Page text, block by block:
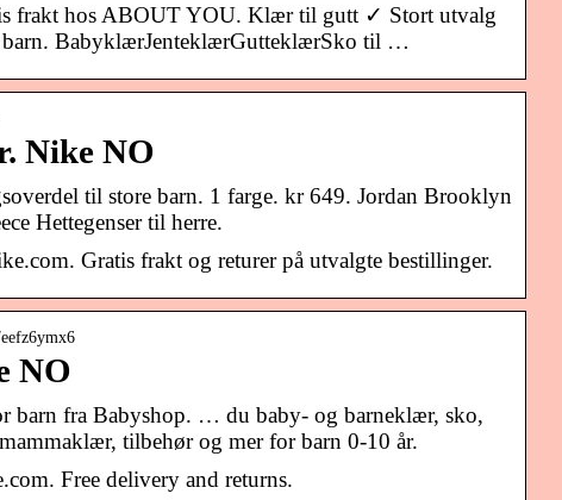
frakt hos ABOUT YOU. Klær til gutt ✓ Stort utvalg
BabyklærJenteklærGutteklærSko til …
Nike NO
til store barn. 1 farge. kr 649. Jordan Brooklyn
Hettegenser til herre.
Gratis frakt og returer på utvalgte bestillinger.
NO
barn fra Babyshop. … du baby- og barneklær, sko,
tilbehør og mer for barn 0-10 år.
Free delivery and returns.